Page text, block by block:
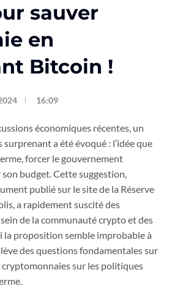
sauver
en
Bitcoin !
16:09
économiques récentes, un
a été évoqué : l’idée que
forcer le gouvernement
budget. Cette suggestion,
publié sur le site de la Réserve
a rapidement suscité des
de la communauté crypto et des
la proposition semble improbable à
des questions fondamentales sur
cryptomonnaies sur les politiques